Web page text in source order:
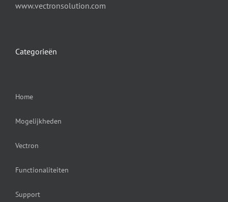
www.vectronsolution.com
Categorieën
Home
Mogelijkheden
Vectron
Functionaliteiten
Support